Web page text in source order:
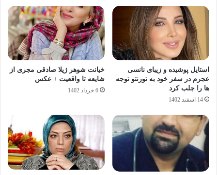
استایل پوشیده و زیبای نانسی
عجرم در سفر خود به تورنتو توجه
ها را جلب کرد
14 اسفند 1402
خیانت شوهر ژیلا صادقی مجری از
شایعه تا واقعیت + عکس
6 خرداد 1402